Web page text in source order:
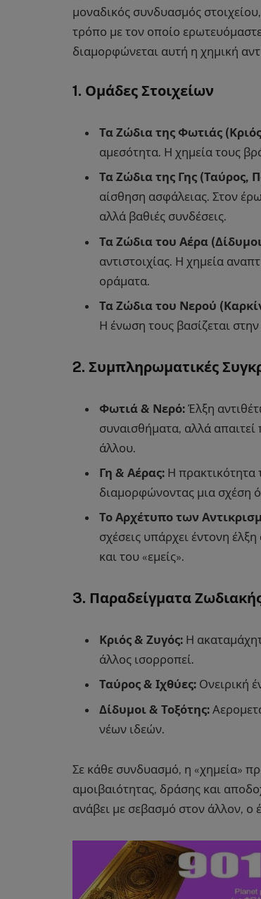
μοναδικός συνδυασμός
τρόπο με τον οποίο
διαμορφώνεται αυτή η χημική
1. Ομάδες Στοιχείων
Τα Ζώδια της Φωτιάς
αμεσότητα. Η χημεία τους
Τα Ζώδια της Γης (Ταύρος,
αίσθηση ασφάλειας. Στον
αλλά βαθιές συνδέσεις.
Τα Ζώδια του Αέρα
αντιστοιχίας. Η χημεία
οράματα.
Τα Ζώδια του Νερού
Η ένωση τους βασίζεται
2. Συμπληρωματικές
Φωτιά & Νερό: Έλξη
συναισθήματα, αλλά απαιτεί
άλλου.
Γη & Αέρας: Η πρακτικότητα
διαμορφώνοντας μια σχέση
Το Αρχέτυπο των
σχέσεις υπάρχει έντονη
και του «εμείς».
3. Παραδείγματα
Κριός & Ζυγός: Η
άλλος ισορροπεί.
Ταύρος & Ιχθύες: Ονειρική
Δίδυμοι & Τοξότης:
νέων ιδεών.
Σε κάθε συνδυασμό, η «χημεία»
αμοιβαιότητας, δράσης και
ανάβει με σεβασμό στον άλλον, ο